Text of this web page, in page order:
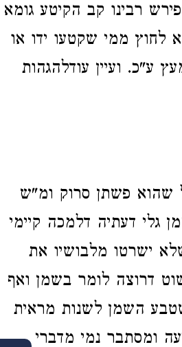
רבינו קב הקיטע גומא
לחוץ ממי שקטעו ידו או
ע"כ. ועיין עודלהגהות
שהוא פשתן סרוק ומ"ש
גלי דעתיה דלמכה קיימי
ישרטו מלבושיו את
דרוצה לומר בשמן ואף
השמן לשנות מראית
ומסתבר נמי מדברי